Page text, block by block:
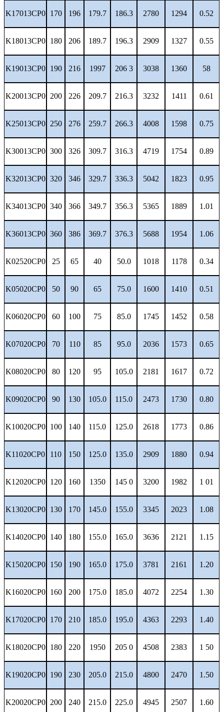
K17013CP0 170 196 179.7 186.3 2780 1294 0.52
K18013CP0 180 206 189.7 196.3 2909 1327 0.55
K19013CP0 190 216 1997 206 3 3038 1360 58
K20013CP0 200 226 209.7 216.3 3232 1411 0.61
K25013CP0 250 276 259.7 266.3 4008 1598 0.75
K30013CP0 300 326 309.7 316.3 4719 1754 0.89
K32013CP0 320 346 329.7 336.3 5042 1823 0.95
K34013CP0 340 366 349.7 356.3 5365 1889 1.01
K36013CP0 360 386 369.7 376.3 5688 1954 1.06
K02520CP0 25 65 40 50.0 1018 1178 0.34
K05020CP0 50 90 65 75.0 1600 1410 0.51
K06020CP0 60 100 75 85.0 1745 1452 0.58
K07020CP0 70 110 85 95.0 2036 1573 0.65
K08020CP0 80 120 95 105.0 2181 1617 0.72
K09020CP0 90 130 105.0 115.0 2473 1730 0.80
K10020CP0 100 140 115.0 125.0 2618 1773 0.86
K11020CP0 110 150 125.0 135.0 2909 1880 0.94
K12020CP0 120 160 1350 145 0 3200 1982 1 01
K13020CP0 130 170 145.0 155.0 3345 2023 1.08
K14020CP0 140 180 155.0 165.0 3636 2121 1.15
K15020CP0 150 190 165.0 175.0 3781 2161 1.20
K16020CP0 160 200 175.0 185.0 4072 2254 1.30
K17020CP0 170 210 185.0 195.0 4363 2293 1.40
K18020CP0 180 220 1950 205 0 4508 2383 1 50
K19020CP0 190 230 205.0 215.0 4800 2470 1.50
K20020CP0 200 240 215.0 225.0 4945 2507 1.60